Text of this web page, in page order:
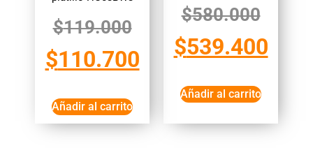
$119.000
$110.700
Añadir al carrito
$580.000
$539.400
Añadir al carrito